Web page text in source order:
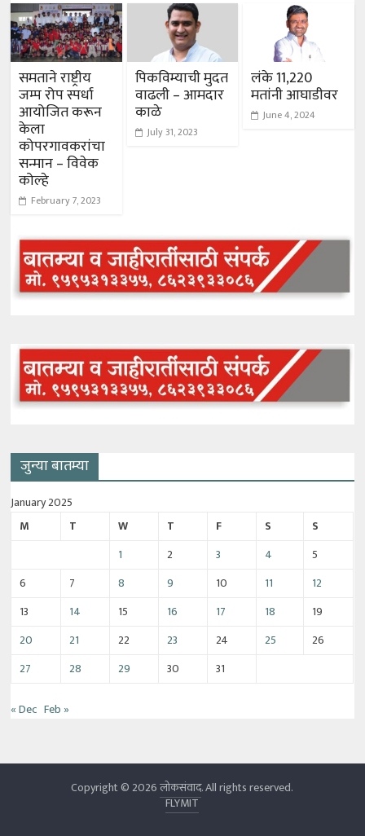
समताने राष्ट्रीय
जम्प रोप स्पर्धा
आयोजित करून
केला
कोपरगावकरांचा
सन्मान – विवेक
कोल्हे
February 7, 2023
पिकविम्याची मुदत
वाढली – आमदार
काळे
July 31, 2023
लंके 11,220
मतांनी आघाडीवर
June 4, 2024
जुन्या बातम्या
January 2025
M
T W T F S
S
1
2 3 4
5
6
7 8 9 10 11
12
13
14 15 16 17 18
19
20
21 22 23 24 25
26
27
28 29 30 31
« Dec Feb »
Copyright © 2026लोकसंवाद. All rights reserved.
FLYMIT